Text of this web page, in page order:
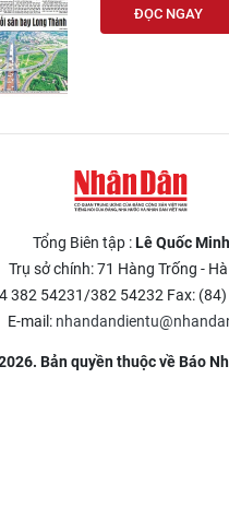
ĐỌC NGAY
Tổng Biên tập :Lê Quốc Minh
Trụ sở chính: 71 Hàng Trống -
382 54231/382 54232 Fax:
E-mail:
Bản quyền thuộc về Báo